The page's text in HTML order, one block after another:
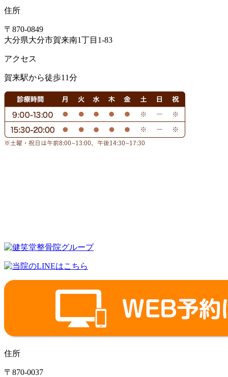
住所
〒870-0849
大分県大分市賀来南1丁目1-83
アクセス
賀来駅から徒歩11分
住所
〒870-0037